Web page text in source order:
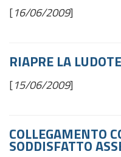
[16/06/2009]
RIAPRE LA
[15/06/2009]
COLLEGAMENTO
SODDISFATTO